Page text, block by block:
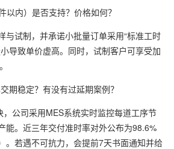
以内）是否支持？价格如何？
与试制，并承诺小批量订单采用“标准工时
导致单价虚高。同时，试制客户可享受加
期稳定？有没有过延期案例？
，公司采用MES系统实时监控每道工序节
能。近三年交付准时率对外公布为98.6%
。若遇不可抗力，会提前7天书面通知并给